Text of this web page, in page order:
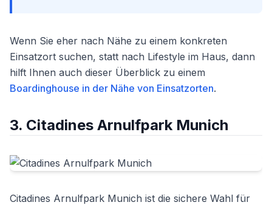
Wenn Sie eher nach Nähe zu einem konkreten
Einsatzort suchen, statt nach Lifestyle im Haus, dann
hilft Ihnen auch dieser Überblick zu einem
Boardinghouse in der Nähe von Einsatzorten.
3. Citadines Arnulfpark Munich
Citadines Arnulfpark Munich ist die sichere Wahl für